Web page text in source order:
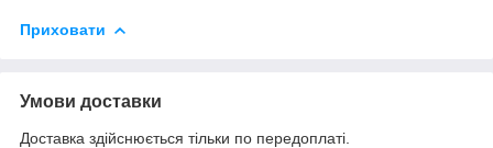
Приховати
Умови доставки
Доставка здійснюється тільки по передоплаті.